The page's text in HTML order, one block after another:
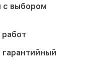
с выбором